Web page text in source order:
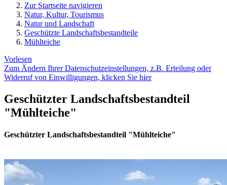
Zur Startseite navigieren
Natur, Kultur, Tourismus
Natur und Landschaft
Geschützte Landschaftsbestandteile
Mühlteiche
Vorlesen
Zum Ändern Ihrer Datenschutzeinstellungen, z.B. Erteilung oder
Widerruf von Einwilligungen, klicken Sie hier
Geschützter Landschaftsbestandteil
"Mühlteiche"
Geschützter Landschaftsbestandteil "Mühlteiche"